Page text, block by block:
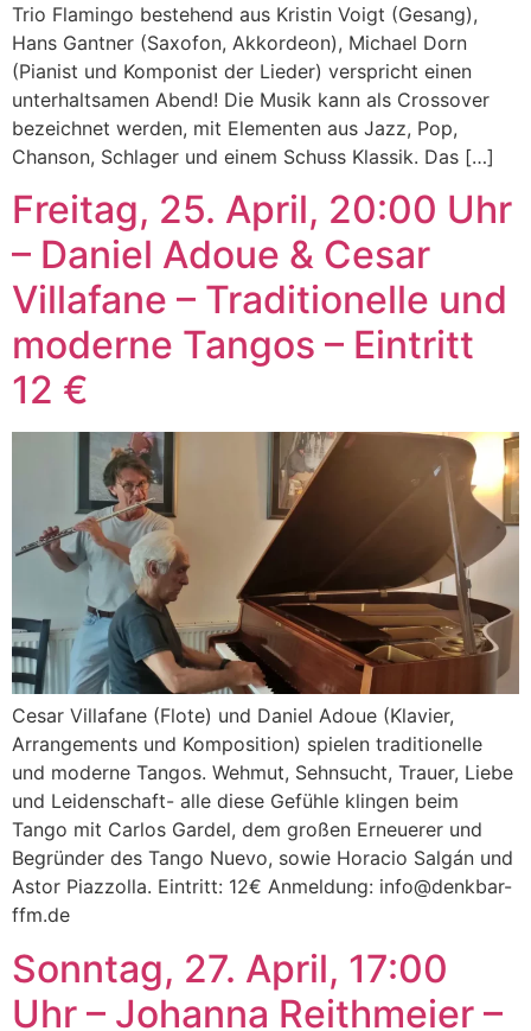
Trio Flamingo bestehend aus Kristin Voigt (Gesang),
Hans Gantner (Saxofon, Akkordeon), Michael Dorn
(Pianist und Komponist der Lieder) verspricht einen
unterhaltsamen Abend! Die Musik kann als Crossover
bezeichnet werden, mit Elementen aus Jazz, Pop,
Chanson, Schlager und einem Schuss Klassik. Das […]
Freitag, 25. April, 20:00 Uhr
– Daniel Adoue & Cesar
Villafane – Traditionelle und
moderne Tangos – Eintritt
12 €
Cesar Villafane (Flote) und Daniel Adoue (Klavier,
Arrangements und Komposition) spielen traditionelle
und moderne Tangos. Wehmut, Sehnsucht, Trauer, Liebe
und Leidenschaft- alle diese Gefühle klingen beim
Tango mit Carlos Gardel, dem großen Erneuerer und
Begründer des Tango Nuevo, sowie Horacio Salgán und
Astor Piazzolla. Eintritt: 12€ Anmeldung: info@denkbar-
ffm.de
Sonntag, 27. April, 17:00
Uhr – Johanna Reithmeier –